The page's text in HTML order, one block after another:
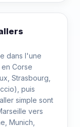
dans l'une
Corse
Strasbourg,
puis
simple sont
vers
Munich,